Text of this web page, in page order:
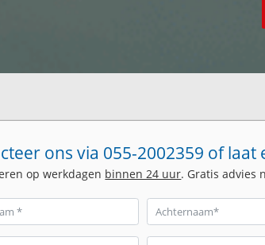
ons via 055-2002359 of
op werkdagen binnen 24 uur. Gratis advies